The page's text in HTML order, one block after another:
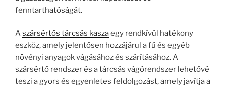
fenntarthatóságát.
Aszársértős tárcsás kaszaegy rendkívül hatékony
eszköz, amely jelentősen hozzájárul a fű és egyéb
növényi anyagok vágásához és szárításához. A
szársértő rendszer és a tárcsás vágórendszer lehetővé
teszi a gyors és egyenletes feldolgozást, amely javítja a